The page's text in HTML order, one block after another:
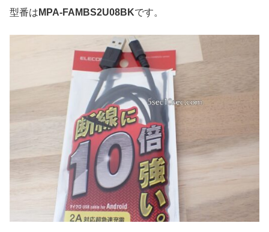
型番は MPA-FAMBS2U08BKです。